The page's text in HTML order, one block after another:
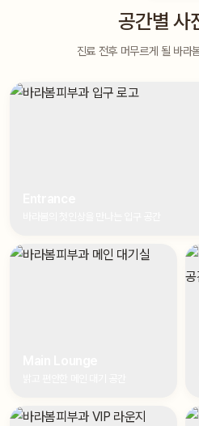
공간별 사
진료 전후 머무르게 될 바라